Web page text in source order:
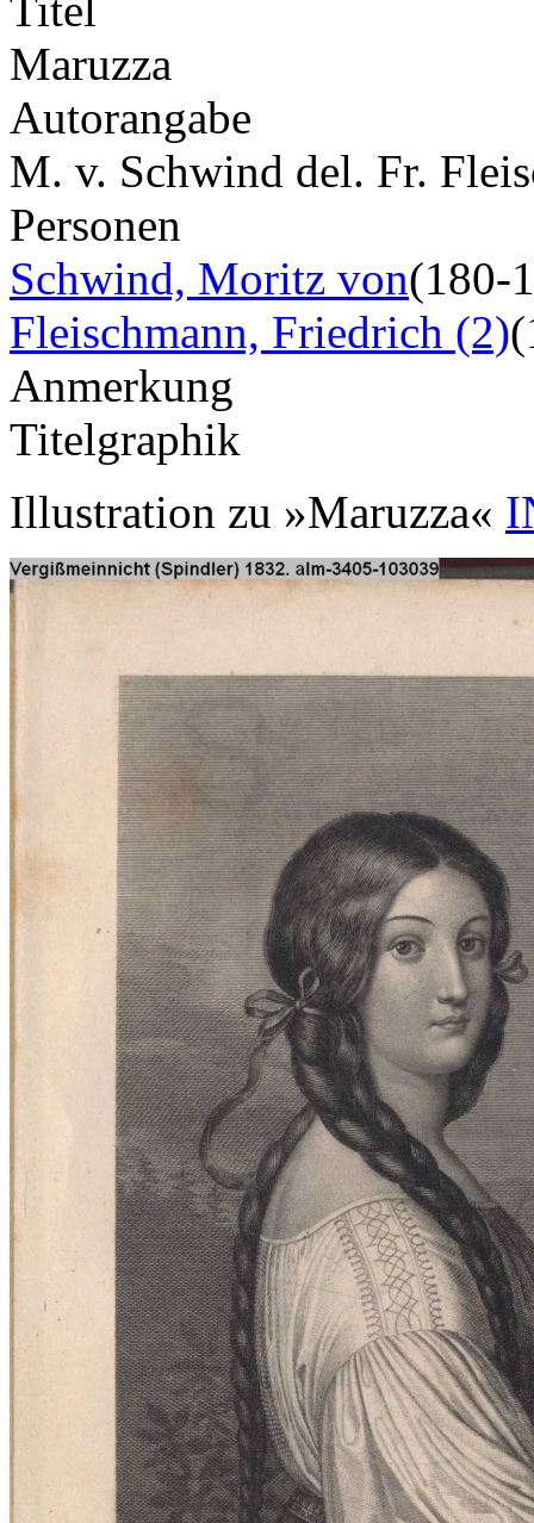
Maruzza
Autorangabe
M. v. Schwind del. Fr.
Personen
Schwind, Moritz von(180-
Fleischmann, Friedrich (2)
Anmerkung
Titelgraphik
Illustration zu »Maruzza«